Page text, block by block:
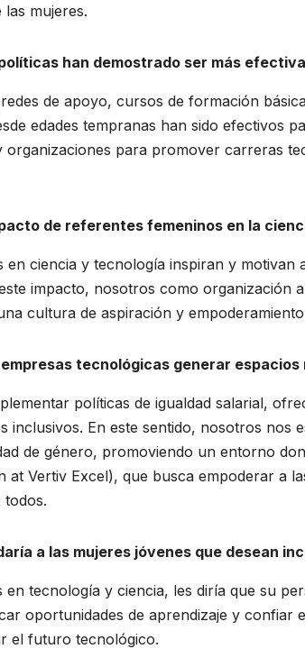
mujeres.
han demostrado ser más
de apoyo, cursos de formación
edades tempranas han sido
organizaciones para promover carreras
de referentes femeninos en la
en ciencia y tecnología inspiran y
impacto, nosotros como organización
cultura de aspiración y
empresas tecnológicas generar
políticas de igualdad salarial,
inclusivos. En este sentido, nosotros
de género, promoviendo un entorno
at Vertiv Excel), que busca empoderar a
todos.
a las mujeres jóvenes que desean
en tecnología y ciencia, les diría que su
oportunidades de aprendizaje y
el futuro tecnológico.